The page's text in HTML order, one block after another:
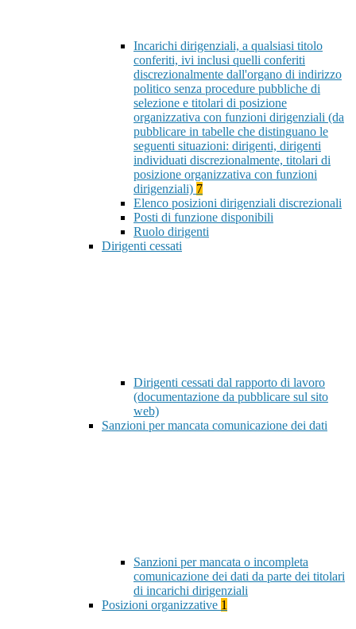
Incarichi dirigenziali, a qualsiasi titolo
conferiti, ivi inclusi quelli conferiti
discrezionalmente dall'organo di indirizzo
politico senza procedure pubbliche di
selezione e titolari di posizione
organizzativa con funzioni dirigenziali (da
pubblicare in tabelle che distinguano le
seguenti situazioni: dirigenti, dirigenti
individuati discrezionalmente, titolari di
posizione organizzativa con funzioni
dirigenziali) 7
Elenco posizioni dirigenziali discrezionali
Posti di funzione disponibili
Ruolo dirigenti
Dirigenti cessati
Dirigenti cessati dal rapporto di lavoro
(documentazione da pubblicare sul sito
web)
Sanzioni per mancata comunicazione dei dati
Sanzioni per mancata o incompleta
comunicazione dei dati da parte dei titolari
di incarichi dirigenziali
Posizioni organizzative 1